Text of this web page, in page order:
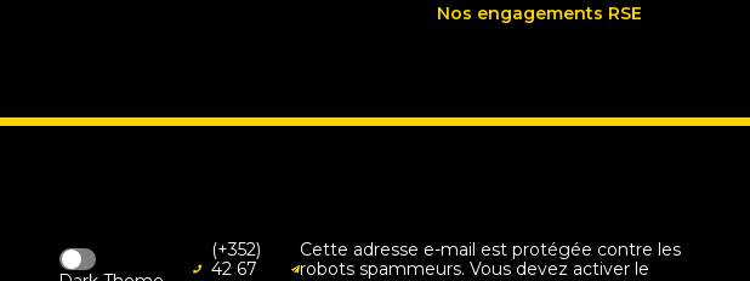
Nos engagements RSE
(+352)
42 67
Cette adresse e-mail est protégée contre les
robots spammeurs. Vous devez activer le